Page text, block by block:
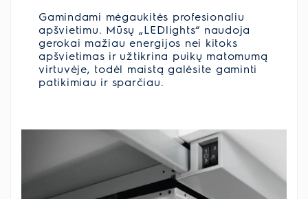
Gamindami mėgaukitės profesionaliu
apšvietimu. Mūsų „LEDlights“ naudoja
gerokai mažiau energijos nei kitoks
apšvietimas ir užtikrina puikų matomumą
virtuvėje, todėl maistą galėsite gaminti
patikimiau ir sparčiau.